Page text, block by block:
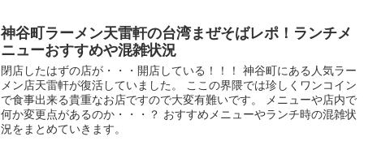
神谷町ラーメン天雷軒の台湾まぜそばレポ！ランチメ
ニューおすすめや混雑状況
閉店したはずの店が・・・開店している！！！ 神谷町にある人気ラー
メン店天雷軒が復活していました。 ここの界隈では珍しくワンコイン
で食事出来る貴重なお店ですので大変有難いです。 メニューや店内で
何か変更点があるのか・・・？ おすすめメニューやランチ時の混雑状
況をまとめていきます。